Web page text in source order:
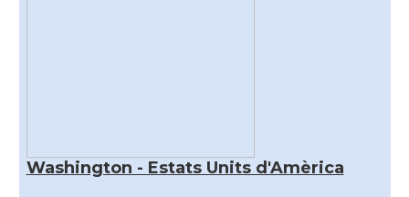
Washington - Estats Units d'Amèrica